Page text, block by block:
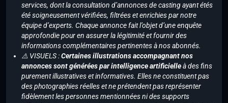
services, dont la consultation d’annonces de casting ayant étés
été soigneusement vérifiées, filtrées et enrichies par notre
équipe d’experts. Chaque annonce fait l’objet d’une enquête
approfondie pour en assurer la légitimité et fournir des
informations complémentaires pertinentes à nos abonnés.
⚠️ VISUELS :Certaines illustrations accompagnant nos
annonces sont générées par intelligence artificielleà des fins
purement illustratives et informatives. Elles ne constituent pas
des photographies réelles et ne prétendent pas représenter
fidèlement les personnes mentionnées ni des supports